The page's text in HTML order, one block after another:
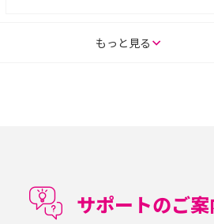
iPhone 16eとiPhone 14を徹底比較！スペ
ト・デメリットを詳しく紹介
もっと見る
サポートのご案